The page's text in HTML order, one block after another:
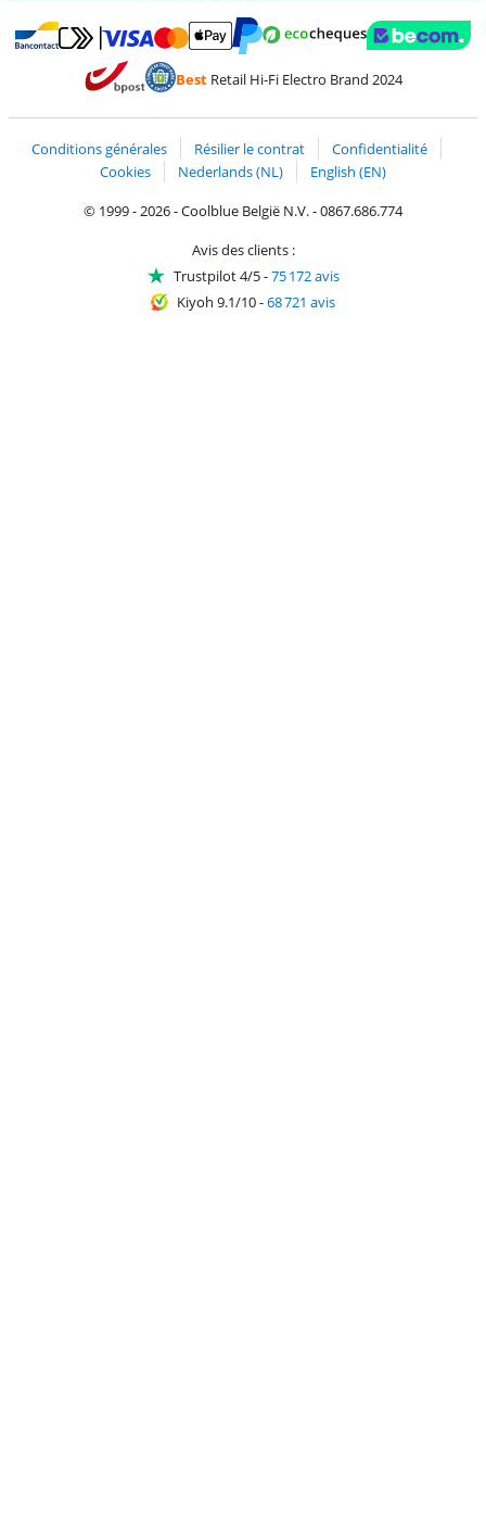
Payer avec Bancontact
Payer avec MasterCard et Visa via ClickToPay
Payer avec PayPal
BestRetail Hi-Fi Electro Brand 2024
Conditions générales Résilier le contrat
Confidentialité
Cookies
Nederlands (NL)
English (EN)
© 1999 - 2026 - Coolblue België N.V. - 0867.686.774
Avis des clients :
Trustpilot 4/5-75 172 avis
Kiyoh 9.1/10-68 721 avis